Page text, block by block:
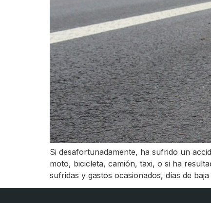
Si desafortunadamente, ha sufrido un
moto, bicicleta, camión, taxi, o si ha
sufridas y gastos ocasionados, días de